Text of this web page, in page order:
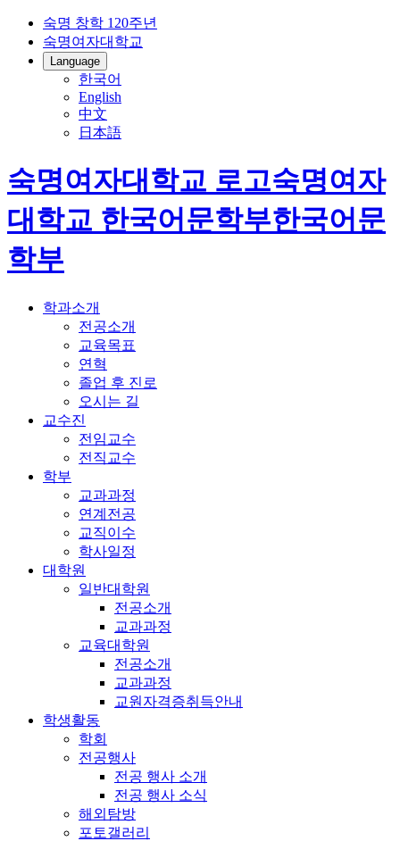
숙명 창학 120주년
숙명여자대학교
Language
한국어
English
中文
日本語
숙명여자대학교 로고숙명여자
대학교 한국어문학부한국어문
학부
학과소개
전공소개
교육목표
연혁
졸업 후 진로
오시는 길
교수진
전임교수
전직교수
학부
교과과정
연계전공
교직이수
학사일정
대학원
일반대학원
전공소개
교과과정
교육대학원
전공소개
교과과정
교원자격증취득안내
학생활동
학회
전공행사
전공 행사 소개
전공 행사 소식
해외탐방
포토갤러리